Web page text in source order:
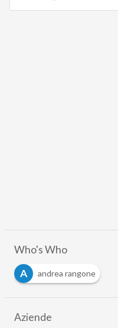
Who's Who
A
andrea rangone
Aziende